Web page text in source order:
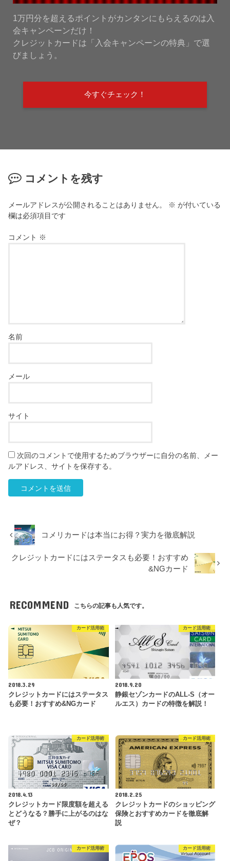
1万円分を超えるポイントがカンタンにもらえるのは入
会キャンペーンだけ！
クレジットカードは「入会キャンペーンの特典」で選
びましょう。
今すぐチェック！
コメントを残す
メールアドレスが公開されることはありません。 ※ が付いている
欄は必須項目です
コメント ※
名前
メール
サイト
次回のコメントで使用するためブラウザーに自分の名前、メー
ルアドレス、サイトを保存する。
コメリカードは本当にお得？実力を徹底解説
クレジットカードにはステータスも必要！おすすめ
&NGカード
RECOMMEND こちらの記事も人気です。
カード活用術
2018.3.29
クレジットカードにはステータス
も必要！おすすめ&NGカード
カード活用術
2018.9.20
静銀セゾンカードのALL-S（オー
ルエス）カードの特徴を解説！
カード活用術
2018.4.13
クレジットカード限度額を超える
とどうなる？勝手に上がるのはな
ぜ？
カード活用術
2018.2.25
クレジットカードのショッピング
保険とおすすめカードを徹底解
説
カード活用術 カード活用術